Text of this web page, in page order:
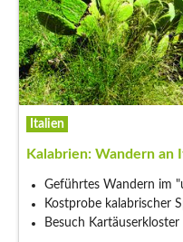
Italien
Kalabrien: Wandern an
Geführtes Wandern im
Kostprobe kalabrischer
Besuch